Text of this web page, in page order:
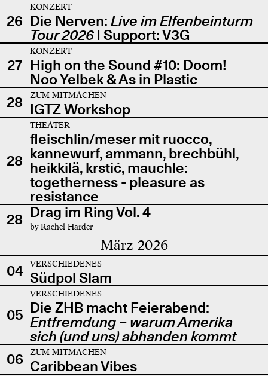
26
KONZERT
Die Nerven: Live im Elfenbeinturm
Tour 2026| Support: V3G
27
KONZERT
High on the Sound #10: Doom!
Noo Yelbek & As in Plastic
28
ZUM MITMACHEN
IGTZ Workshop
28
THEATER
fleischlin/meser mit ruocco,
kannewurf, ammann, brechbühl,
heikkilä, krstić, mauchle:
togetherness - pleasure as
resistance
28 Drag im Ring Vol. 4
by Rachel Harder
März 2026
04 VERSCHIEDENES
Südpol Slam
05
VERSCHIEDENES
Die ZHB macht Feierabend:
Entfremdung – warum Amerika
sich (und uns) abhanden kommt
06
ZUM MITMACHEN
Caribbean Vibes